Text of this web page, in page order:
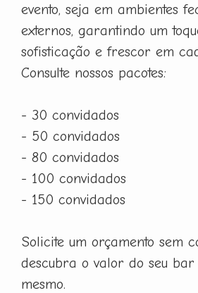
evento, seja em ambientes
externos, garantindo um
sofisticação e frescor em
Consulte nossos pacotes:
- 30 convidados
- 50 convidados
- 80 convidados
- 100 convidados
- 150 convidados
Solicite um orçamento sem
descubra o valor do seu
mesmo.